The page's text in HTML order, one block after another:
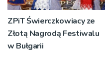
ZPiT Świerczkowiacy ze
Złotą Nagrodą Festiwalu
w Bułgarii